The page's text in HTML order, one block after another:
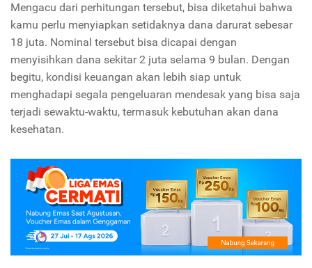
Mengacu dari perhitungan tersebut, bisa diketahui bahwa
kamu perlu menyiapkan setidaknya dana darurat sebesar
18 juta. Nominal tersebut bisa dicapai dengan
menyisihkan dana sekitar 2 juta selama 9 bulan. Dengan
begitu, kondisi keuangan akan lebih siap untuk
menghadapi segala pengeluaran mendesak yang bisa saja
terjadi sewaktu-waktu, termasuk kebutuhan akan dana
kesehatan.